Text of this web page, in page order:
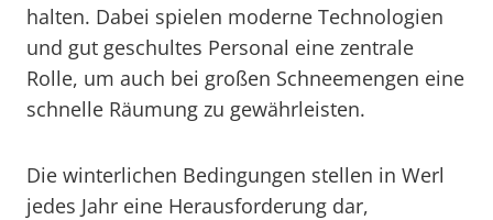
halten. Dabei spielen moderne Technologien
und gut geschultes Personal eine zentrale
Rolle, um auch bei großen Schneemengen eine
schnelle Räumung zu gewährleisten.
Die winterlichen Bedingungen stellen in Werl
jedes Jahr eine Herausforderung dar,